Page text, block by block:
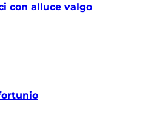
con alluce valgo